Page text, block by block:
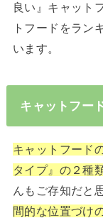
良い』キャット
トフードをラン
います。
キャットフー
キャットフード
タイプ』の２種
んもご存知だと
間的な位置づけ